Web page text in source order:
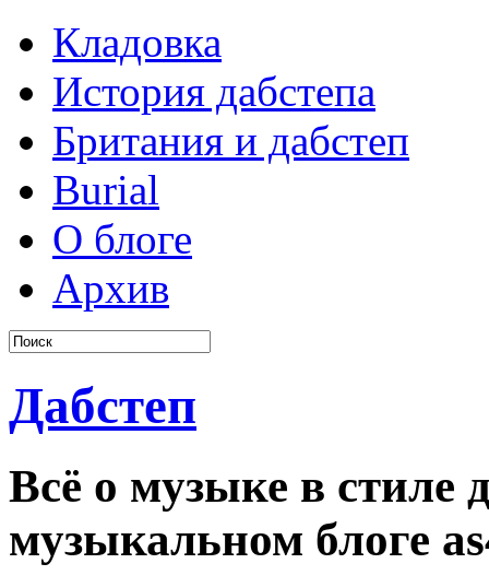
Кладовка
История дабстепа
Британия и дабстеп
Burial
О блоге
Архив
Дабстеп
Всё о музыке в стиле
музыкальном блоге